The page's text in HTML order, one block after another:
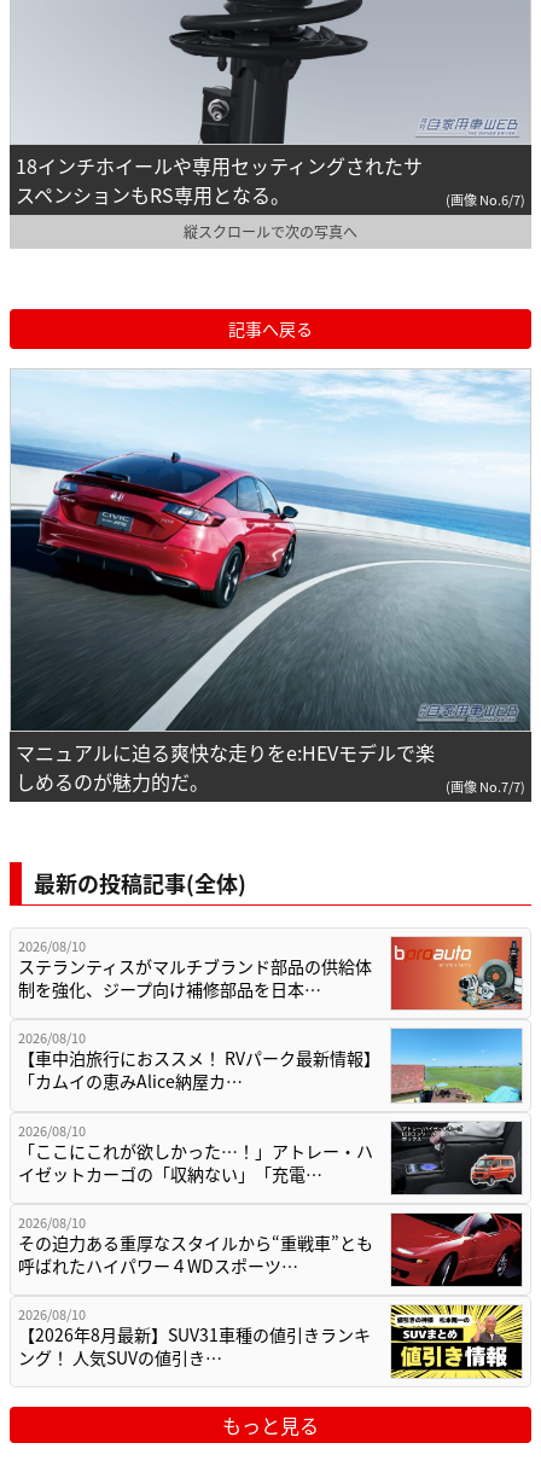
18インチホイールや専用セッティングされたサ
スペンションもRS専用となる。
(画像 No.6/7)
縦スクロールで次の写真へ
記事へ戻る
マニュアルに迫る爽快な走りをe:HEVモデルで楽
しめるのが魅力的だ。
(画像 No.7/7)
最新の投稿記事(全体)
2026/08/10
ステランティスがマルチブランド部品の供給体
制を強化、ジープ向け補修部品を日本…
2026/08/10
【車中泊旅行におススメ！ RVパーク最新情報】
「カムイの恵みAlice納屋カ…
2026/08/10
「ここにこれが欲しかった…！」アトレー・ハ
イゼットカーゴの「収納ない」「充電…
2026/08/10
その迫力ある重厚なスタイルから“重戦車”とも
呼ばれたハイパワー４WDスポーツ…
2026/08/10
【2026年8月最新】SUV31車種の値引きランキ
ング！ 人気SUVの値引き…
もっと見る